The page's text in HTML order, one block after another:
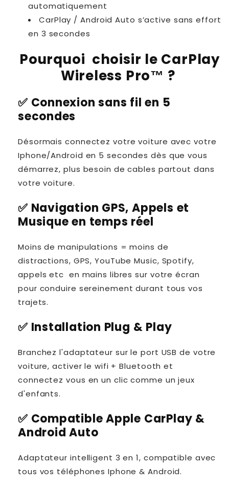
automatiquement
CarPlay / Android Auto s’active sans effort
en 3 secondes
Pourquoi choisir le CarPlay
Wireless Pro™ ?
✅ Connexion sans fil en 5
secondes
Désormais connectez votre voiture avec votre
Iphone/Android en 5 secondes dès que vous
démarrez, plus besoin de cables partout dans
votre voiture.
✅ Navigation GPS, Appels et
Musique en temps réel
Moins de manipulations = moins de
distractions, GPS, YouTube Music, Spotify,
appels etc en mains libres sur votre écran
pour conduire sereinement durant tous vos
trajets.
✅ Installation Plug & Play
Branchez l'adaptateur sur le port USB de votre
voiture, activer le wifi + Bluetooth et
connectez vous en un clic comme un jeux
d'enfants.
✅ Compatible Apple CarPlay &
Android Auto
Adaptateur intelligent 3 en 1, compatible avec
tous vos téléphones Iphone & Android.